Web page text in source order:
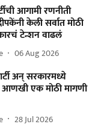
आगामी रणनीती
केली सर्वात मोठी
टेन्शन वाढलं
06 Aug 2026
अन् सरकारमध्ये
आणखी एक मोठी मागणी
28 Jul 2026